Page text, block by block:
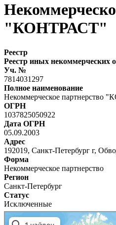
"КОНТРАСТ"
Реестр
Реестр иных некоммерческих
Уч. №
7814031297
Полное наименование
Некоммерческое партнерство
ОГРН
1037825050922
Дата ОГРН
05.09.2003
Адрес
192019, Санкт-Петербург г,
Форма
Некоммерческое партнерство
Регион
Санкт-Петербург
Статус
Исключенные